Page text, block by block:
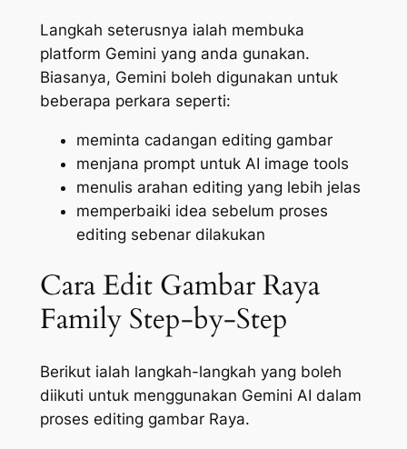
Langkah seterusnya ialah membuka
platform Gemini yang anda gunakan.
Biasanya, Gemini boleh digunakan untuk
beberapa perkara seperti:
meminta cadangan editing gambar
menjana prompt untuk AI image tools
menulis arahan editing yang lebih jelas
memperbaiki idea sebelum proses
editing sebenar dilakukan
Cara Edit Gambar Raya
Family Step-by-Step
Berikut ialah langkah-langkah yang boleh
diikuti untuk menggunakan Gemini AI dalam
proses editing gambar Raya.